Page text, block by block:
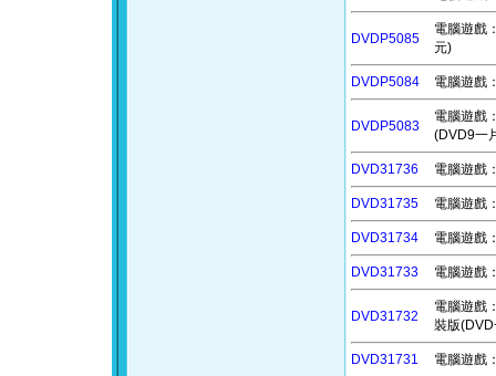
DVDP5085
電腦遊戲
元)
DVDP5084 電腦遊戲
DVDP5083
電腦遊戲
(DVD9一
DVD31736 電腦遊戲
DVD31735 電腦遊戲
DVD31734 電腦遊戲
DVD31733 電腦遊戲
DVD31732
電腦遊戲
裝版
DVD31731 電腦遊戲